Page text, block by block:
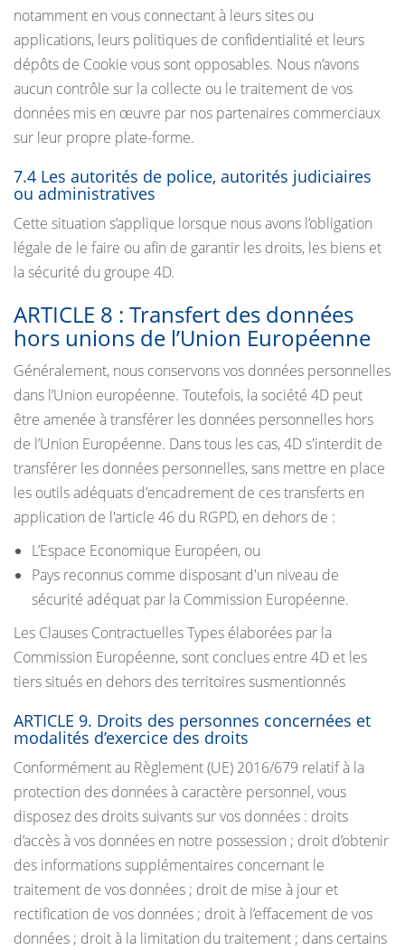
notamment en vous connectant à leurs sites ou
applications, leurs politiques de confidentialité et leurs
dépôts de Cookie vous sont opposables. Nous n’avons
aucun contrôle sur la collecte ou le traitement de vos
données mis en œuvre par nos partenaires commerciaux
sur leur propre plate-forme.
7.4 Les autorités de police, autorités judiciaires
ou administratives
Cette situation s’applique lorsque nous avons l’obligation
légale de le faire ou afin de garantir les droits, les biens et
la sécurité du groupe 4D.
ARTICLE 8 : Transfert des données
hors unions de l’Union Européenne
Généralement, nous conservons vos données personnelles
dans l’Union européenne. Toutefois, la société 4D peut
être amenée à transférer les données personnelles hors
de l’Union Européenne. Dans tous les cas, 4D s'interdit de
transférer les données personnelles, sans mettre en place
les outils adéquats d'encadrement de ces transferts en
application de l'article 46 du RGPD, en dehors de :
L’Espace Economique Européen, ou
Pays reconnus comme disposant d'un niveau de
sécurité adéquat par la Commission Européenne.
Les Clauses Contractuelles Types élaborées par la
Commission Européenne, sont conclues entre 4D et les
tiers situés en dehors des territoires susmentionnés
ARTICLE 9. Droits des personnes concernées et
modalités d’exercice des droits
Conformément au Règlement (UE) 2016/679 relatif à la
protection des données à caractère personnel, vous
disposez des droits suivants sur vos données : droits
d’accès à vos données en notre possession ; droit d’obtenir
des informations supplémentaires concernant le
traitement de vos données ; droit de mise à jour et
rectification de vos données ; droit à l’effacement de vos
données ; droit à la limitation du traitement ; dans certains